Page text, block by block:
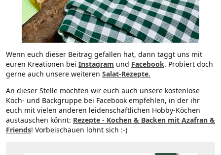
Wenn euch dieser Beitrag gefallen hat, dann taggt uns mit
euren Kreationen bei Instagram und Facebook. Probiert doch
gerne auch unsere weiteren Salat-Rezepte.
An dieser Stelle möchten wir euch auch unsere kostenlose
Koch- und Backgruppe bei Facebook empfehlen, in der ihr
euch mit vielen anderen leidenschaftlichen Hobby-Köchen
austauschen könnt: Rezepte - Kochen & Backen mit Azafran &
Friends! Vorbeischauen lohnt sich :-)